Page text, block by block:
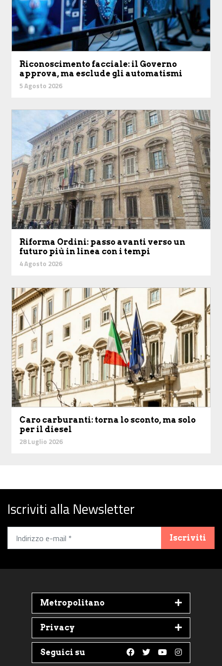
Riconoscimento facciale: il Governo
approva, ma esclude gli automatismi
5 Agosto 2026
Riforma Ordini: passo avanti verso un
futuro più in linea con i tempi
4 Agosto 2026
Caro carburanti: torna lo sconto, ma solo
per il diesel
28 Luglio 2026
Iscriviti alla Newsletter
Iscriviti
Metropolitano
Privacy
Seguici su
Follow us on
Follow us on
Follow us on
Follow us